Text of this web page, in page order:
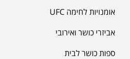
אומנויות לחימה UFC
אביזרי כושר ואירובי
ספות כושר לבית